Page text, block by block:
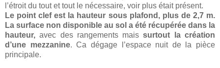
l’étroit du tout et tout le nécessaire, voir plus était présent.
Le point clef est la hauteur sous plafond, plus de 2,7 m.
La surface non disponible au sol a été récupérée dans la
hauteur, avec des rangements maissurtout la création
d’une mezzanine. Ca dégage l’espace nuit de la pièce
principale.